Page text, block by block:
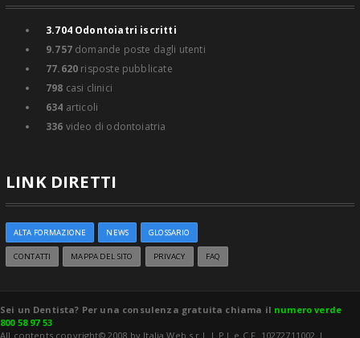
3.704Odontoiatri iscritti
9.757domande poste dagli utenti
77.620 risposte pubblicate
798 casi clinici
634 articoli
336 video di odontoiatria
LINK DIRETTI
ALTA FORMAZIONE NEWS GLOSSARIO
CONTATTI MAPPA DEL SITO PRIVACY FAQ
Sei un Dentista? Per una consulenza gratuita chiama il numero verde
800 58 97 53
All contents copyright© 2008 by Italia Web s.r.l. | P.I. e C.F. 10272711002 |